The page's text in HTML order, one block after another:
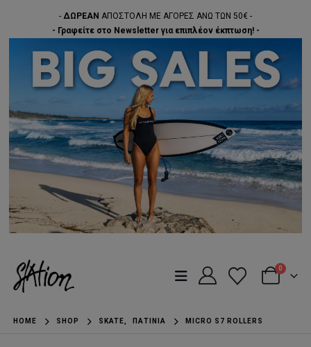
- ΔΩΡΕΑΝ ΑΠΟΣΤΟΛΗ ΜΕ ΑΓΟΡΕΣ ΑΝΩ ΤΩΝ 50€ -
- Γραφείτε στο Newsletter για επιπλέον έκπτωση! -
0
HOME SHOP SKATE, ΠΑΤΊΝΙΑ MICRO S7 ROLLERS